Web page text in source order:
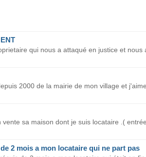
qui nous a attaqué en justice et nous
2000 de la mairie de mon village et
sa maison dont je suis locataire .( entrée
2 mois a mon locataire qui ne part pas